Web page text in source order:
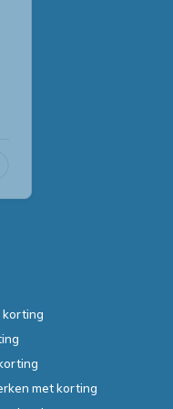
korting
met korting